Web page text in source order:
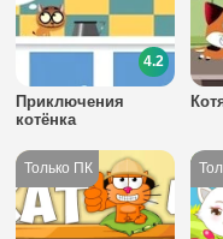
Приключения
котёнка
4.2